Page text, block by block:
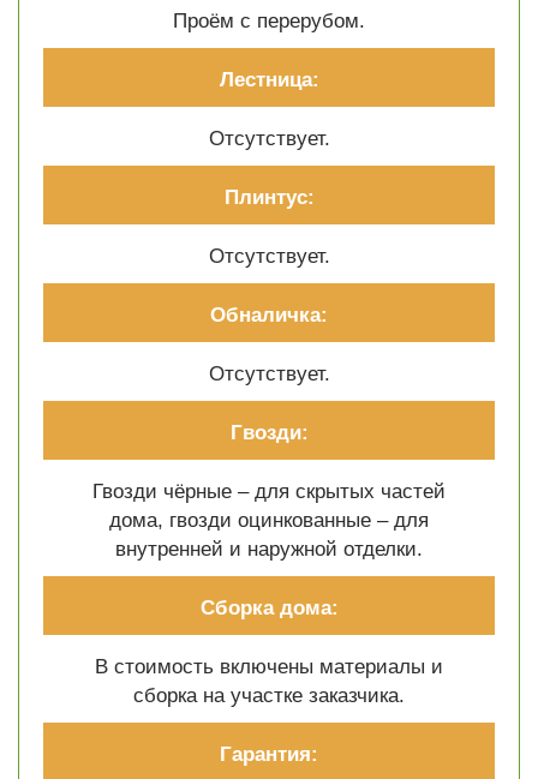
Проём с перерубом.
Лестница:
Отсутствует.
Плинтус:
Отсутствует.
Обналичка:
Отсутствует.
Гвозди:
Гвозди чёрные – для скрытых частей
дома, гвозди оцинкованные – для
внутренней и наружной отделки.
Сборка дома:
В стоимость включены материалы и
сборка на участке заказчика.
Гарантия: